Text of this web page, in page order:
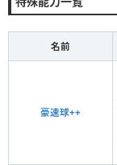
名前
豪速球++